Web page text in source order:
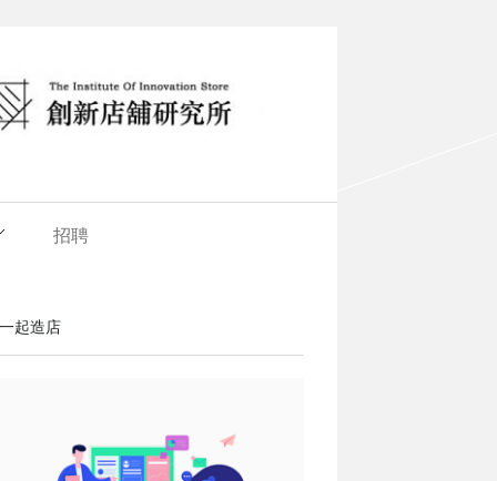
招聘
起造店